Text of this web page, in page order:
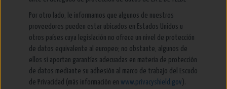
Por otro lado, le informamos que algunos de nuestros
proveedores pueden estar ubicados en Estados Unidos u
otros países cuya legislación no ofrece un nivel de protección
de datos equivalente al europeo; no obstante, algunos de
ellos sí aportan garantías adecuadas en materia de protección
de datos mediante su adhesión al marco de trabajo del Escudo
de Privacidad (más información enwww.privacyshield.gov ).